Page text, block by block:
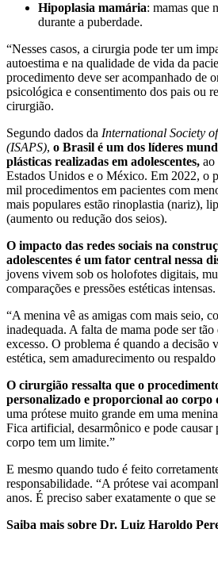
Hipoplasia mamária: mamas que
durante a puberdade.
“Nesses casos, a cirurgia pode ter um
autoestima e na qualidade de vida da
procedimento deve ser acompanhado de
psicológica e consentimento dos pais ou
cirurgião.
Segundo dados da International Society
(ISAPS), o Brasil é um dos líderes
plásticas realizadas em adolescentes, ao
Estados Unidos e o México. Em 2022, o
mil procedimentos em pacientes com
mais populares estão rinoplastia (nariz),
(aumento ou redução dos seios).
O impacto das redes sociais na
adolescentes é um fator central nessa
jovens vivem sob os holofotes digitais,
comparações e pressões estéticas intensas.
“A menina vê as amigas com mais seio,
inadequada. A falta de mama pode ser
excesso. O problema é quando a decisão
estética, sem amadurecimento ou
O cirurgião ressalta que o
personalizado e proporcional ao corpo
uma prótese muito grande em uma
Fica artificial, desarmônico e pode causar
corpo tem um limite.”
E mesmo quando tudo é feito
responsabilidade. “A prótese vai
anos. É preciso saber exatamente o que
Saiba mais sobre Dr. Luiz Haroldo